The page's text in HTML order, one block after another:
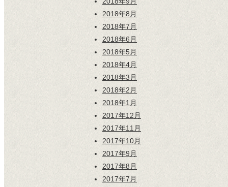
2018年8月
2018年7月
2018年6月
2018年5月
2018年4月
2018年3月
2018年2月
2018年1月
2017年12月
2017年11月
2017年10月
2017年9月
2017年8月
2017年7月